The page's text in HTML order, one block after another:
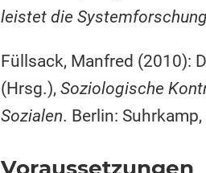
leistet die
Füllsack, Manfred (2010):
(Hrsg.), Soziologische
Sozialen. Berlin:
Voraussetzungen